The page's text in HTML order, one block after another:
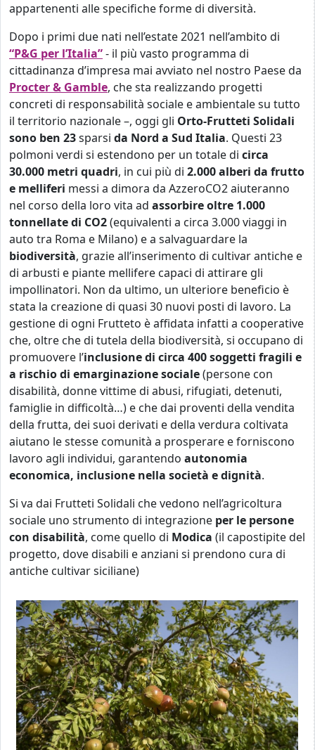
appartenenti alle specifiche forme di diversità.
Dopo i primi due nati nell’estate 2021 nell’ambito di
“P&G per l’Italia”- il più vasto programma di
cittadinanza d’impresa mai avviato nel nostro Paese da
Procter & Gamble, che sta realizzando progetti
concreti di responsabilità sociale e ambientale su tutto
il territorio nazionale –, oggi gli Orto-Frutteti Solidali
sono ben 23sparsi da Nord a Sud Italia. Questi 23
polmoni verdi si estendono per un totale di circa
30.000 metri quadri, in cui più di 2.000alberi da frutto
e melliferi messi a dimora da AzzeroCO2 aiuteranno
nel corso della loro vita ad assorbire oltre 1.000
tonnellate di CO2(equivalenti a circa 3.000 viaggi in
auto tra Roma e Milano) e a salvaguardare la
biodiversità, grazie all’inserimento di cultivar antiche e
di arbusti e piante mellifere capaci di attirare gli
impollinatori. Non da ultimo, un ulteriore beneficio è
stata la creazione di quasi 30 nuovi posti di lavoro. La
gestione di ogni Frutteto è affidata infatti a cooperative
che, oltre che di tutela della biodiversità, si occupano di
promuovere l’inclusione di circa 400soggetti fragili e
a rischio di emarginazione sociale(persone con
disabilità, donne vittime di abusi, rifugiati, detenuti,
famiglie in difficoltà…) e che dai proventi della vendita
della frutta, dei suoi derivati e della verdura coltivata
aiutano le stesse comunità a prosperare e forniscono
lavoro agli individui, garantendo autonomia
economica, inclusione nella società e dignità.
Si va dai Frutteti Solidali che vedono nell’agricoltura
sociale uno strumento di integrazione per le persone
con disabilità, come quello di Modica (il capostipite del
progetto, dove disabili e anziani si prendono cura di
antiche cultivar siciliane)